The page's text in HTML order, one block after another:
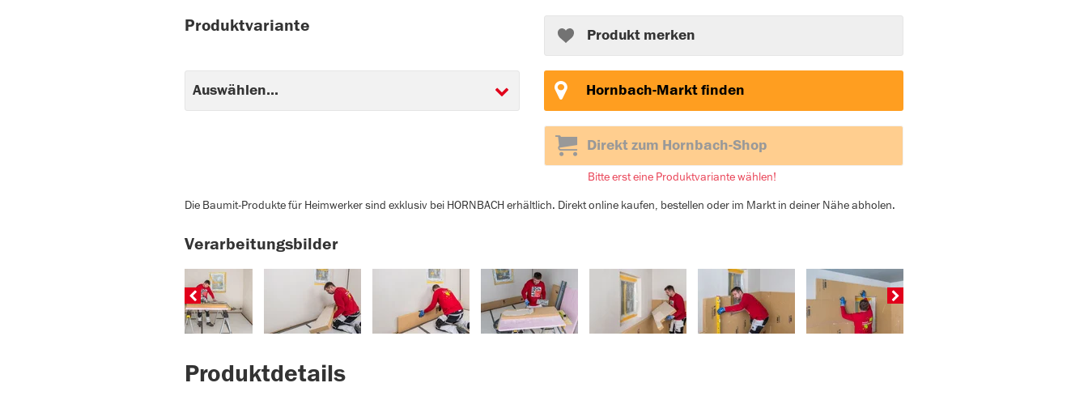
Produktvariante Produkt merken
Hornbach-Markt finden
Direkt zum Hornbach-Shop
Bitte erst eine Produktvariante wählen!
Die Baumit-Produkte für Heimwerker sind exklusiv bei HORNBACH erhältlich. Direkt online kaufen, bestellen oder im Markt in deiner Nähe abholen.
Verarbeitungsbilder
Produktdetails